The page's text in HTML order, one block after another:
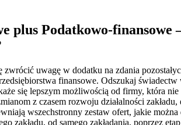
plus Podatkowo-
uwagę w dodatku na zdania
finansowe. Odszukaj
się lepszym możliwością od firmy, która
z czasem rozwoju działalności
wszechstronny zestaw ofert, jakie
zakładu, od samego zakładania, poprzez